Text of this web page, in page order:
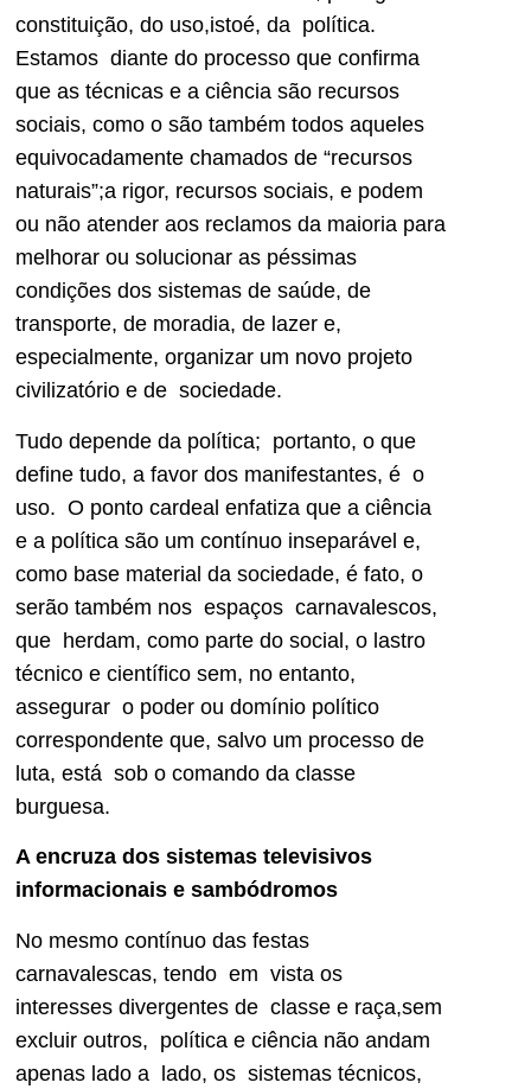
constituição, do uso,istoé, da política.
Estamos diante do processo que confirma
que as técnicas e a ciência são recursos
sociais, como o são também todos aqueles
equivocadamente chamados de “recursos
naturais”;a rigor, recursos sociais, e podem
ou não atender aos reclamos da maioria para
melhorar ou solucionar as péssimas
condições dos sistemas de saúde, de
transporte, de moradia, de lazer e,
especialmente, organizar um novo projeto
civilizatório e de sociedade.
Tudo depende da política; portanto, o que
define tudo, a favor dos manifestantes, é o
uso. O ponto cardeal enfatiza que a ciência
e a política são um contínuo inseparável e,
como base material da sociedade, é fato, o
serão também nos espaços carnavalescos,
que herdam, como parte do social, o lastro
técnico e científico sem, no entanto,
assegurar o poder ou domínio político
correspondente que, salvo um processo de
luta, está sob o comando da classe
burguesa.
A encruza dos sistemas televisivos
informacionais e sambódromos
No mesmo contínuo das festas
carnavalescas, tendo em vista os
interesses divergentes de classe e raça,sem
excluir outros, política e ciência não andam
apenas lado a lado, os sistemas técnicos,